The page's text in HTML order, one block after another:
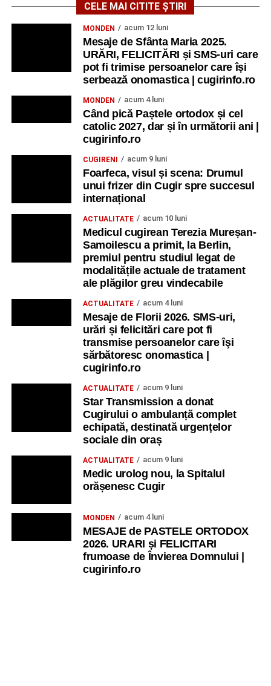
CELE MAI CITITE ȘTIRI
MONDEN acum 12 luni
Mesaje de Sfânta Maria 2025.
URĂRI, FELICITĂRI și SMS-uri care
pot fi trimise persoanelor care își
serbează onomastica | cugirinfo.ro
MONDEN acum 4 luni
Când pică Paștele ortodox și cel
catolic 2027, dar și în următorii ani |
cugirinfo.ro
CUGIRENI acum 9 luni
Foarfeca, visul și scena: Drumul
unui frizer din Cugir spre succesul
internațional
ACTUALITATE acum 10 luni
Medicul cugirean Terezia Mureșan-
Samoilescu a primit, la Berlin,
premiul pentru studiul legat de
modalitățile actuale de tratament
ale plăgilor greu vindecabile
ACTUALITATE acum 4 luni
Mesaje de Florii 2026. SMS-uri,
urări și felicitări care pot fi
transmise persoanelor care îşi
sărbătoresc onomastica |
cugirinfo.ro
ACTUALITATE acum 9 luni
Star Transmission a donat
Cugirului o ambulanță complet
echipată, destinată urgențelor
sociale din oraș
ACTUALITATE acum 9 luni
Medic urolog nou, la Spitalul
orășenesc Cugir
MONDEN acum 4 luni
MESAJE de PASTELE ORTODOX
2026. URARI și FELICITARI
frumoase de Învierea Domnului |
cugirinfo.ro